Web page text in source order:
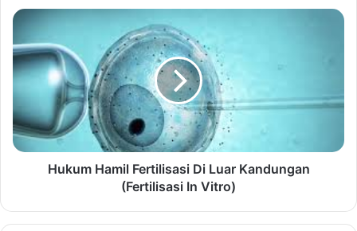
Hukum Hamil Fertilisasi Di Luar Kandungan
(Fertilisasi In Vitro)